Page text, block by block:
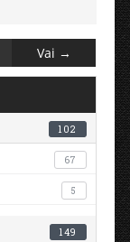
102
67
5
149